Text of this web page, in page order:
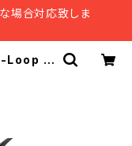
場合対応致しま
Loop D